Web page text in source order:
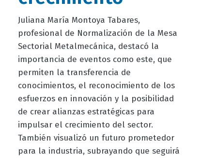
Juliana María Montoya Tabares,
profesional de Normalización de la Mesa
Sectorial Metalmecánica, destacó la
importancia de eventos como este, que
permiten la transferencia de
conocimientos, el reconocimiento de los
esfuerzos en innovación y la posibilidad
de crear alianzas estratégicas para
impulsar el crecimiento del sector.
También visualizó un futuro prometedor
para la industria, subrayando que seguirá